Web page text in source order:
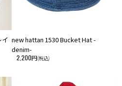
イ new hattan 1530 Bucket Hat -
denim-
2,200円(税込)